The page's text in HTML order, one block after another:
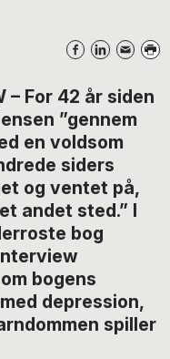
– For 42 år siden
”gennem
en voldsom
siders
og ventet på,
andet sted.” I
bog
bogens
depression,
spiller